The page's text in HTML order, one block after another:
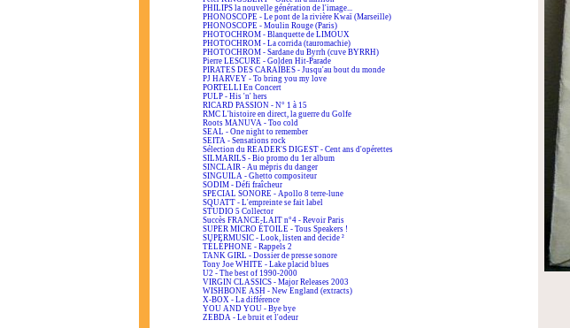
PHILIPS la nouvelle génération de l'image...
PHONOSCOPE - Le pont de la rivière Kwaï (Marseille)
PHONOSCOPE - Moulin Rouge (Paris)
PHOTOCHROM - Blanquette de LIMOUX
PHOTOCHROM - La corrida (tauromachie)
PHOTOCHROM - Sardane du Byrrh (cuve BYRRH)
Pierre LESCURE - Golden Hit-Parade
PIRATES DES CARAÏBES - Jusqu'au bout du monde
PJ HARVEY - To bring you my love
PORTELLI En Concert
PULP - His 'n' hers
RICARD PASSION - N° 1 à 15
RMC L'histoire en direct, la guerre du Golfe
Roots MANUVA - Too cold
SEAL - One night to remember
SEITA - Sensations rock
Sélection du READER'S DIGEST - Cent ans d'opérettes
SILMARILS - Bio promo du 1er album
SINCLAIR - Au mépris du danger
SINGUILA - Ghetto compositeur
SODIM - Défi fraîcheur
SPECIAL SONORE - Apollo 8 terre-lune
SQUATT - L'empreinte se fait label
STUDIO 5 Collector
Succès FRANCE-LAIT n°4 - Revoir Paris
SUPER MICRO ÉTOILE - Tous Speakers !
SUPERMUSIC - Look, listen and decide ²
TÉLÉPHONE - Rappels 2
TANK GIRL - Dossier de presse sonore
Tony Joe WHITE - Lake placid blues
U2 - The best of 1990-2000
VIRGIN CLASSICS - Major Releases 2003
WISHBONE ASH - New England (extracts)
X-BOX - La différence
YOU AND YOU - Bye bye
ZEBDA - Le bruit et l'odeur